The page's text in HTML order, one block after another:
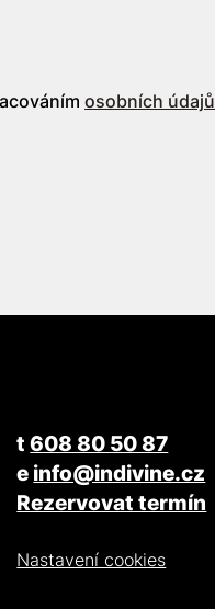
osobních údajů
t608 80 50 87
e info@indivine.cz
Rezervovat termín
Nastavení cookies